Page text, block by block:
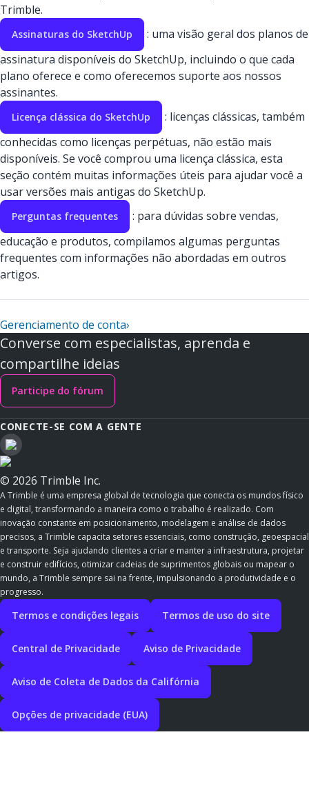
Trimble.
Assinaturas do SketchUp
: uma visão geral dos planos de
assinatura disponíveis do SketchUp, incluindo o que cada
plano oferece e como oferecemos suporte aos nossos
assinantes.
Licença clássica do SketchUp
: licenças clássicas, também
conhecidas como licenças perpétuas, não estão mais
disponíveis. Se você comprou uma licença clássica, esta
seção contém muitas informações úteis para ajudar você a
usar versões mais antigas do SketchUp.
Perguntas frequentes
: para dúvidas sobre vendas,
educação e produtos, compilamos algumas perguntas
frequentes com informações não abordadas em outros
artigos.
Gerenciamento de conta›
Converse com especialistas, aprenda e
compartilhe ideias
Participe do fórum
CONECTE-SE COM A GENTE
© 2026 Trimble Inc.
A Trimble é uma empresa global de tecnologia que conecta os mundos físico
e digital, transformando a maneira como o trabalho é realizado. Com
inovação constante em posicionamento, modelagem e análise de dados
precisos, a Trimble capacita setores essenciais, como construção, geoespacial
e transporte. Seja ajudando clientes a criar e manter a infraestrutura, projetar
e construir edifícios, otimizar cadeias de suprimentos globais ou mapear o
mundo, a Trimble sempre sai na frente, impulsionando a produtividade e o
progresso.
Termos e condições legais Termos de uso do site
Central de Privacidade Aviso de Privacidade
Aviso de Coleta de Dados da Califórnia
Opções de privacidade (EUA)